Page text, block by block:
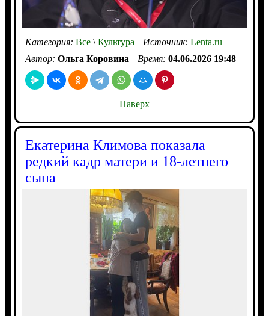
Категория: Все\Культура Источник: Lenta.ru
Автор: Ольга Коровина Время: 04.06.2026 19:48
Наверх
Екатерина Климова показала
редкий кадр матери и 18-летнего
сына